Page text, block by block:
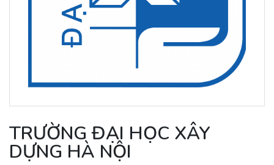
TRƯỜNG ĐẠI HỌC XÂY
DỰNG HÀ NỘI